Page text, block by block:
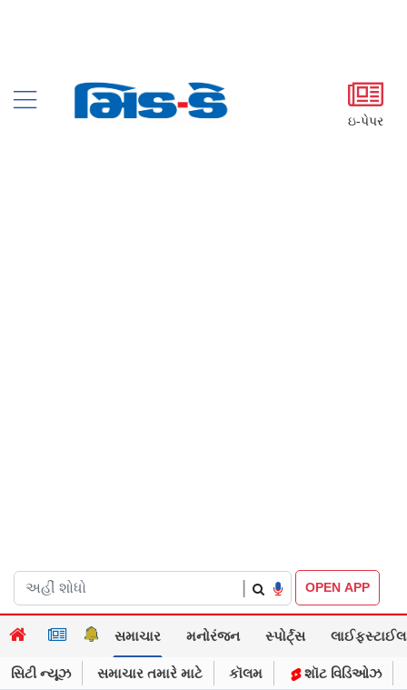
ઇ-પેપર
OPEN APP
સમાચાર મનોરંજન સ્પોર્ટ્સ લાઈફસ્ટાઈલ
સિટી ન્યૂઝ સમાચાર તમારે માટે કૉલમ શૉટ વિડિઓઝ